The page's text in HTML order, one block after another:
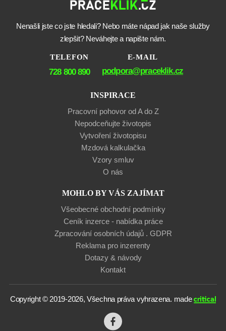
Nenašli jste co jste hledali? Nebo máte nápad jak naše služby
zlepšit? Neváhejte a napište nám.
TELEFON
728 800 890
E-MAIL
podpora@praceklik.cz
INSPIRACE
Pracovní pohovor od A do Z
Nepodceňujte životopis
Vytvoření životopisu
Mzdová kalkulačka
Vzory smluv
O nás
MOHLO BY VÁS ZAJÍMAT
Všeobecné obchodní podmínky
Ceník inzerce - nabídka práce
Zpracování osobních údajů . GDPR
Reklama pro inzerenty
Dotazy & návody
Kontakt
Copyright © 2019-2026, Všechna práva vyhrazena. made